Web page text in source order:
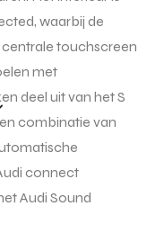
waarbij de
centrale touchscreen
met
deel uit van het S
combinatie van
connect
Audi Sound